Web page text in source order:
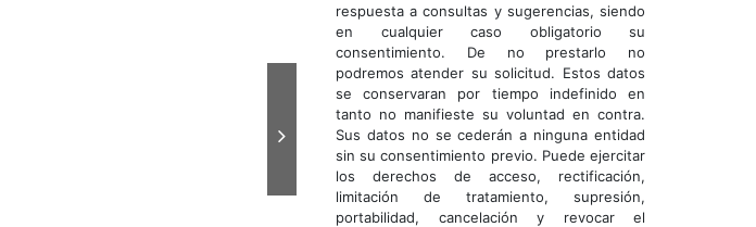
respuesta a consultas y sugerencias, siendo
en cualquier caso obligatorio su
consentimiento. De no prestarlo no
podremos atender su solicitud. Estos datos
se conservaran por tiempo indefinido en
tanto no manifieste su voluntad en contra.
Sus datos no se cederán a ninguna entidad
sin su consentimiento previo. Puede ejercitar
los derechos de acceso, rectificación,
limitación de tratamiento, supresión,
portabilidad, cancelación y revocar el